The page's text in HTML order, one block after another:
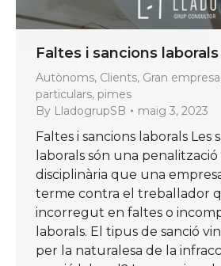
Faltes i sancions laborals
Autònoms, Clients, Gran empresa
particulars, pimes
By LladogrupSB maig 3, 2023
Faltes i sancions laborals Les
laborals són una
disciplinària que una
terme contra el treballador
incorregut en faltes o
laborals. El tipus de sanció
per la naturalesa de la